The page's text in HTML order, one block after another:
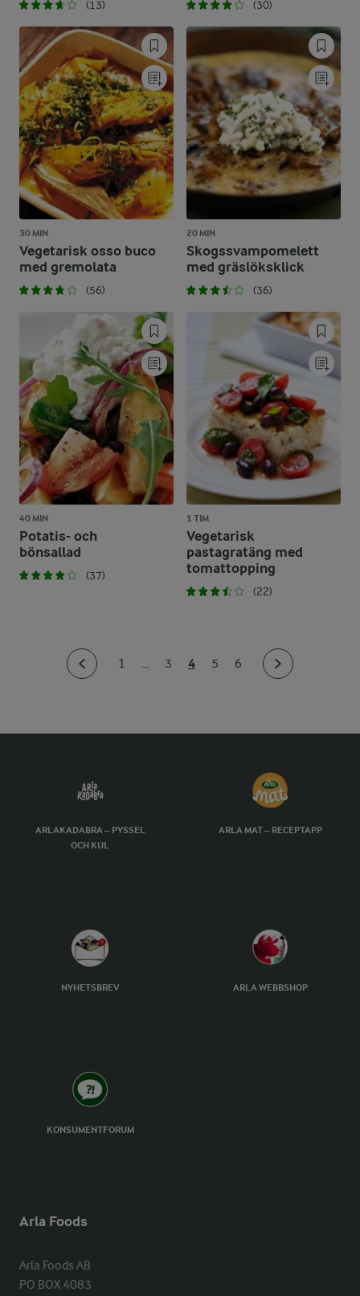
(13) (30)
30 MIN
Vegetarisk osso buco
med gremolata
(56)
20 MIN
Skogssvampomelett
med gräslöksklick
(36)
40 MIN
Potatis- och
bönsallad
(37)
1 TIM
Vegetarisk
pastagratäng med
tomattopping
(22)
1 ... 3 4 5 6
ARLAKADABRA – PYSSEL
OCH KUL
ARLA MAT – RECEPTAPP
NYHETSBREV ARLA WEBBSHOP
KONSUMENTFORUM
Arla Foods
Arla Foods AB
PO BOX 4083